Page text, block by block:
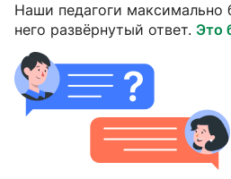
Наши педагоги максимально
него развёрнутый ответ. Это